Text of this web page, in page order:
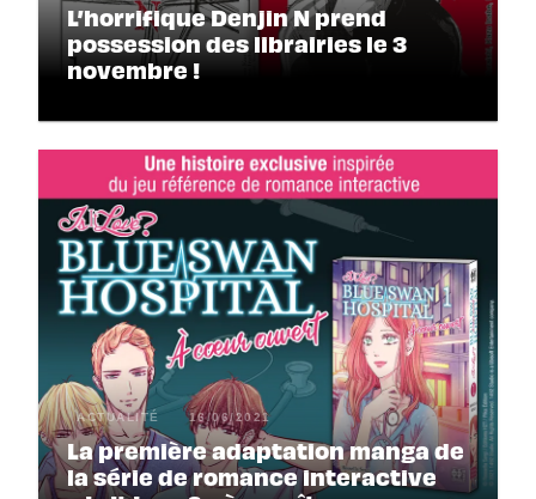
L’horrifique Denjin N prend
possession des librairies le 3
novembre !
ACTUALITÉ 16/06/2021
La première adaptation manga de
la série de romance interactive